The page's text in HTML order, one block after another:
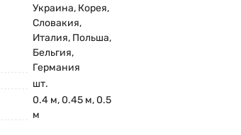
Украина, Корея,
Словакия,
Италия, Польша,
Бельгия,
Германия
шт.
0.4 м, 0.45 м, 0.5
м